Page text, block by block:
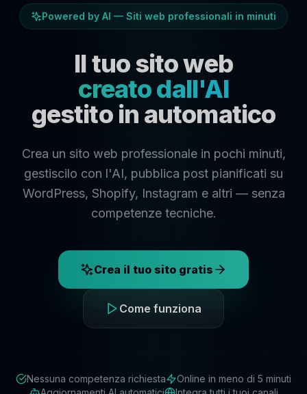
Powered by AI — Siti web professionali in minuti
Il tuo sito web
creato dall'AI
gestito in automatico
Crea un sito web professionale in pochi minuti,
gestiscilo con l'AI, pubblica post pianificati su
WordPress, Shopify, Instagram e altri — senza
competenze tecniche.
Crea il tuo sito gratis
Come funziona
Nessuna competenza richiesta
Online in meno di 5 minuti